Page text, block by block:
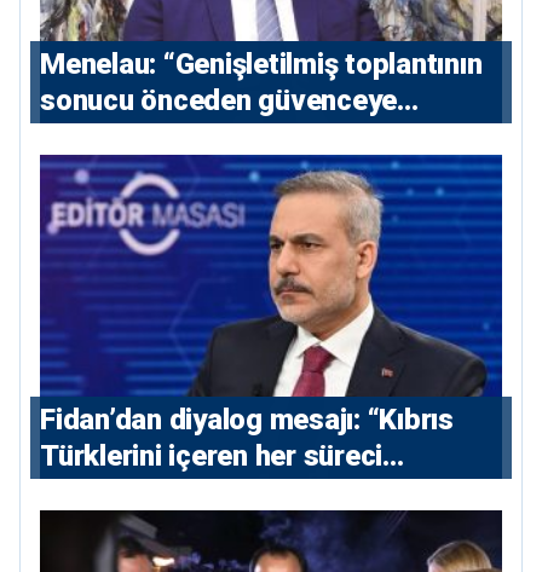
Menelau: “Genişletilmiş toplantının
sonucu önceden güvenceye
Fidan’dan diyalog mesajı: “Kıbrıs
Türklerini içeren her süreci